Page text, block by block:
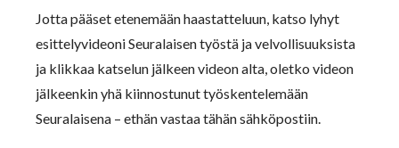
Jotta pääset etenemään haastatteluun, katso lyhyt
esittelyvideoni Seuralaisen työstä ja velvollisuuksista
ja klikkaa katselun jälkeen videon alta, oletko videon
jälkeenkin yhä kiinnostunut työskentelemään
Seuralaisena – ethän vastaa tähän sähköpostiin.